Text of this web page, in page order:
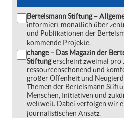
Bertelsmann Stiftung –
informiert monatlich über
und Publikationen der
kommende Projekte.
change – Das Magazin der
Stiftungerscheint zweimal pro
ressourcenschonend und
großer Offenheit und
Themen der Bertelsmann
Menschen, Initiativen und
weltweit. Dabei verfolgen wir
journalistischen Ansatz.